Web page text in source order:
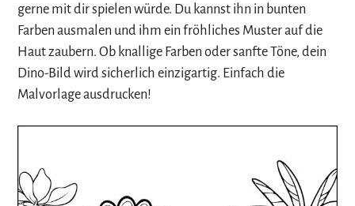
gerne mit dir spielen würde. Du kannst ihn in bunten
Farben ausmalen und ihm ein fröhliches Muster auf die
Haut zaubern. Ob knallige Farben oder sanfte Töne, dein
Dino-Bild wird sicherlich einzigartig. Einfach die
Malvorlage ausdrucken!